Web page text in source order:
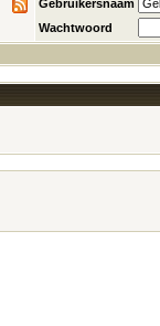
Gebruikersnaam
Wachtwoord